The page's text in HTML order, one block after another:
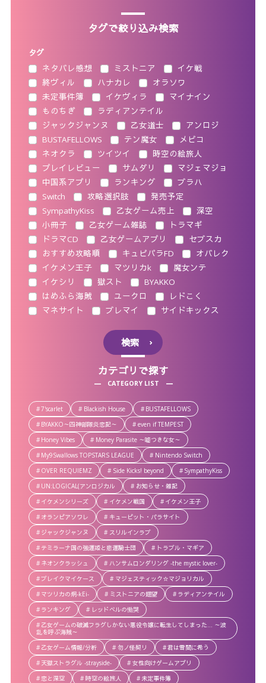
タグで絞り込み検索
タグ
ネタバレ感想
ミストニア
イケ戦
終ヴィル
ハナカレ
オラソワ
未定事件簿
イケヴィラ
マイナイン
ものちぎ
ラディアンテイル
ジャックジャンヌ
乙女道士
アンロジ
BUSTAFELLOWS
テン魔女
メビコ
ネオクラ
ツイツイ
時空の絵旅人
プレイレビュー
サムダリ
マジェマジョ
中国系アプリ
ランキング
ブラハ
Switch
攻略選択肢
発売予定
SympathyKiss
乙女ゲーム売上
深空
小冊子
乙女ゲーム雑誌
トラマギ
ドラマCD
乙女ゲームアプリ
セブスカ
おすすめ攻略順
キュピパラFD
オバレク
イケメン王子
マツリカk
魔女ンテ
イケシリ
獄スト
BYAKKO
はめふら海賊
ユークロ
レドこく
マネサイト
ブレマイ サイドキックス
検索
カテゴリで探す
CATEGORY LIST
7'scarlet Blackish House
BUSTAFELLOWS
BYAKKO～四神部隊炎恋記～
even if TEMPEST
Honey Vibes
Money Parasite ～嘘つきな女～
My9Swallows TOPSTARS LEAGUE
Nintendo Switch
OVER REQUIEMZ
Side Kicks! beyond
SympathyKiss
UN:LOGICAL(アンロジカル
お知らせ・雑記
イケメンシリーズ
イケメン戦国
イケメン王子
オランピアソワレ
キューピット・パラサイト
ジャックジャンヌ
スリルインラブ
テミラーナ国の強運姫と悲運騎士団
トラブル・マギア
ネオンクラッシュ
ハンサムロンダリング -the mystic lover-
ブレイクマイケース
マジェスティック☆マジョリカル
マツリカの炯-kEi-
ミストニアの翅望
ラディアンテイル
ランキング
レッドベルの慟哭
乙女ゲームの破滅フラグしかない悪役令嬢に転生してしまった… ～波
乱を呼ぶ海賊～
乙女ゲーム情報/分析
勿ノ怪契リ
君は雪間に希う
天獄ストラグル -strayside-
女性向けゲームアプリ
恋と深空
時空の絵旅人 未定事件簿